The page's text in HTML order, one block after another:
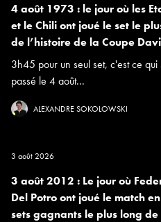
4 août 1973 : le jour où les
et le Chili ont joué le set le
de l’histoire de la Coupe
3h45 pour un seul set, c'est ce qui
passé le 4 août...
ALEXANDRE SOKOLOWSKI
3 août 2026
3 août 2012 : Le jour où
Del Potro ont joué le match
sets gagnants le plus long de